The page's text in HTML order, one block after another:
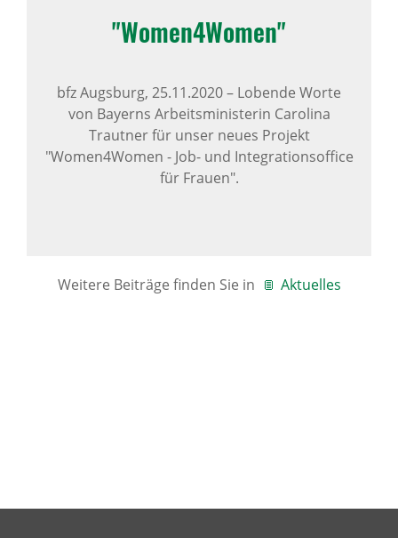
"Women4Women"
bfz Augsburg, 25.11.2020– Lobende Worte
von Bayerns Arbeitsministerin Carolina
Trautner für unser neues Projekt
"Women4Women - Job- und Integrationsoffice
für Frauen".
Weitere Beiträge finden Sie in Aktuelles